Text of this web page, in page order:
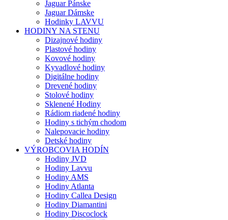
Jaguar Pánske
Jaguar Dámske
Hodinky LAVVU
HODINY NA STENU
Dizajnové hodiny
Plastové hodiny
Kovové hodiny
Kyvadlové hodiny
Digitálne hodiny
Drevené hodiny
Stolové hodiny
Sklenené Hodiny
Rádiom riadené hodiny
Hodiny s tichým chodom
Nalepovacie hodiny
Detské hodiny
VÝROBCOVIA HODÍN
Hodiny JVD
Hodiny Lavvu
Hodiny AMS
Hodiny Atlanta
Hodiny Callea Design
Hodiny Diamantini
Hodiny Discoclock